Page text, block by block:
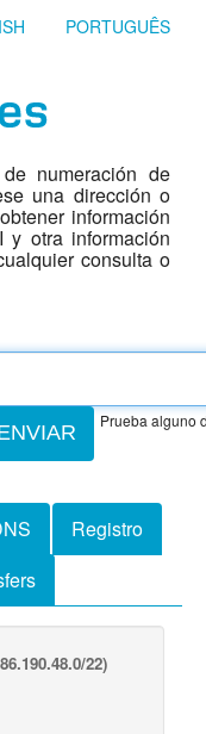
PORTUGUÊS
numeración de
una dirección o
información
y otra información
consulta o
Prueba alguno
Registro
22)